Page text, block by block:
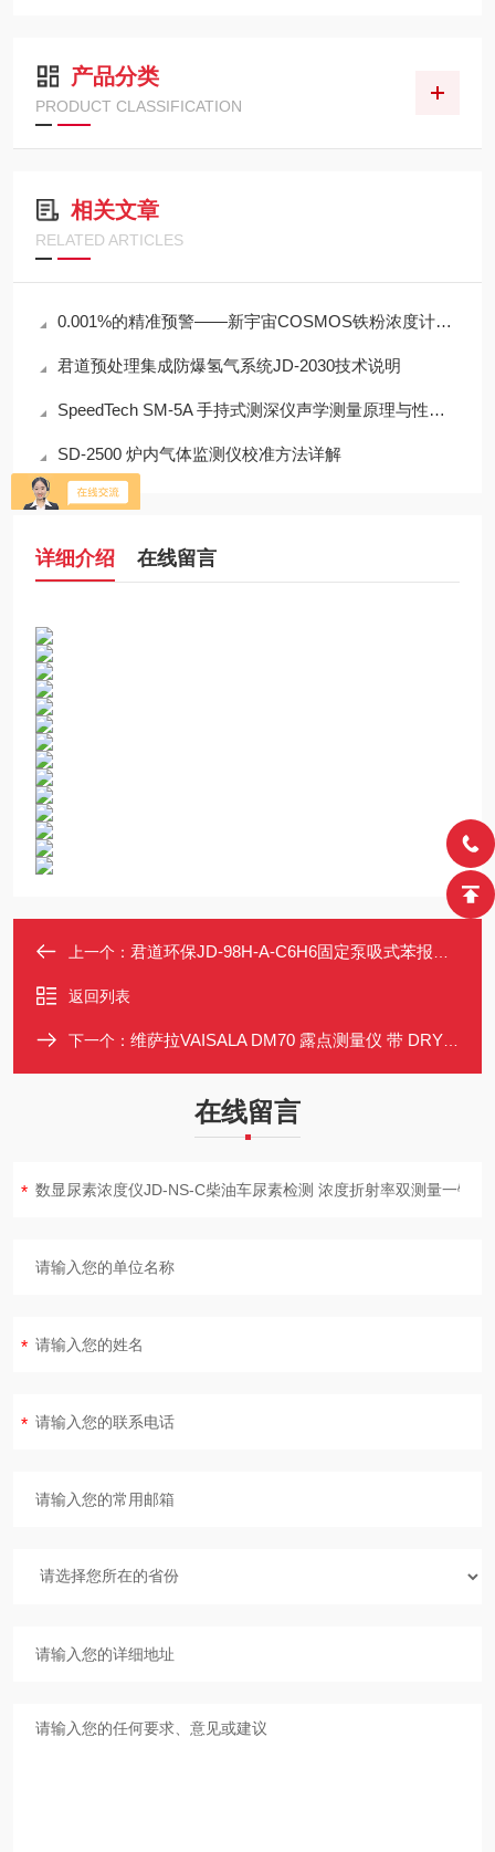
产品分类
PRODUCT CLASSIFICATION
相关文章
RELATED ARTICLES
0.001%的精准预警——新宇宙COSMOS铁粉浓度计SDM-72守护齿轮箱健康
君道预处理集成防爆氢气系统JD-2030技术说明
SpeedTech SM-5A 手持式测深仪声学测量原理与性能分析
SD-2500 炉内气体监测仪校准方法详解
详细介绍 在线留言
上一个： 君道环保JD-98H-A-C6H6固定泵吸式苯报警仪（苯变送器）
返回列表
下一个： 维萨拉VAISALA DM70 露点测量仪 带 DRYCAP 技术 适用于压缩空气
在线留言